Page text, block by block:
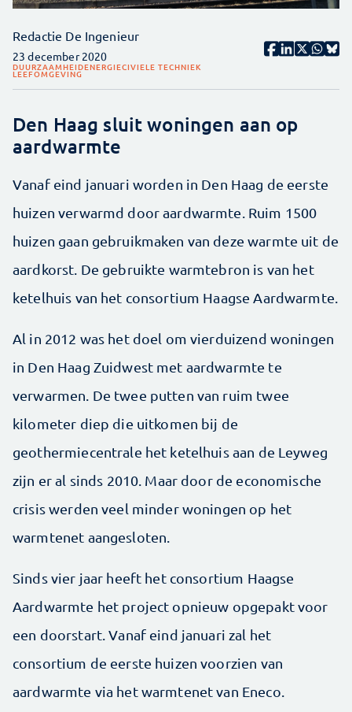
Redactie De Ingenieur
23 december 2020
DUURZAAMHEIDENERGIECIVIELE TECHNIEK
LEEFOMGEVING
Den Haag sluit woningen aan op
aardwarmte
Vanaf eind januari worden in Den Haag de eerste
huizen verwarmd door aardwarmte. Ruim 1500
huizen gaan gebruikmaken van deze warmte uit de
aardkorst. De gebruikte warmtebron is van het
ketelhuis van het consortium Haagse Aardwarmte.
Al in 2012 was het doel om vierduizend woningen
in Den Haag Zuidwest met aardwarmte te
verwarmen. De twee putten van ruim twee
kilometer diep die uitkomen bij de
geothermiecentrale het ketelhuis aan de Leyweg
zijn er al sinds 2010. Maar door de economische
crisis werden veel minder woningen op het
warmtenet aangesloten.
Sinds vier jaar heeft het consortium Haagse
Aardwarmte het project opnieuw opgepakt voor
een doorstart. Vanaf eind januari zal het
consortium de eerste huizen voorzien van
aardwarmte via het warmtenet van Eneco.